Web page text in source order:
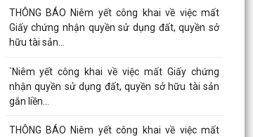
THÔNG BÁO Niêm yết công khai về việc mất
Giấy chứng nhận quyền sử dụng đất, quyền sở
hữu tài sản...
`Niêm yết công khai về việc mất Giấy chứng
nhận quyền sử dụng đất, quyền sở hữu tài sản
gắn liền...
THÔNG BÁO Niêm yết công khai về việc mất